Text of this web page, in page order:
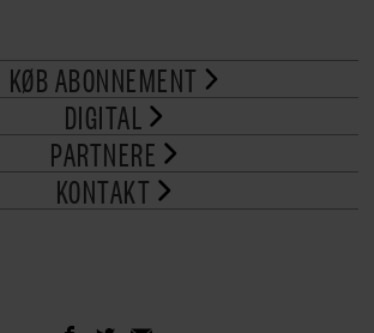
KØB ABONNEMENT
DIGITAL
PARTNERE
KONTAKT